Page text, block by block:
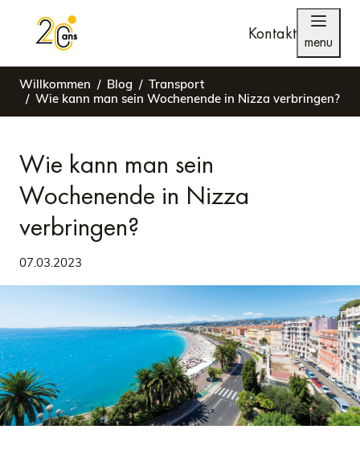
Kontakt menu
Willkommen Blog
Transport
Wie kann man sein Wochenende in Nizza verbringen?
Wie kann man sein
Wochenende in Nizza
verbringen?
07.03.2023